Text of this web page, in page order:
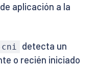
aplicación a la
detecta un
o recién iniciado